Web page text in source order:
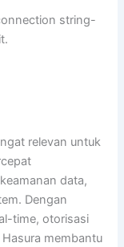
string-
relevan untuk
data,
Dengan
time, otorisasi
membantu